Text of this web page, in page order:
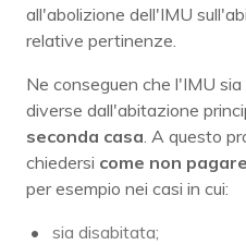
all'abolizione dell'IMU
relative pertinenze.
Ne conseguen che l'IMU
diverse dall'abitazione
seconda casa . A questo
chiedersi come non
per esempio nei casi in cui:
sia disabitata;